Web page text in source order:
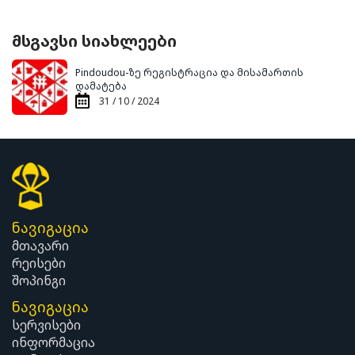
მსგავსი სიახლეები
Pindoudou-ზე რეგისტრაცია და მისამართის
დამატება
31 / 10 / 2024
ნავიგაცია
მთავარი
რეისები
შოპინგი
ნავიგაცია
სერვისები
ინფორმაცია